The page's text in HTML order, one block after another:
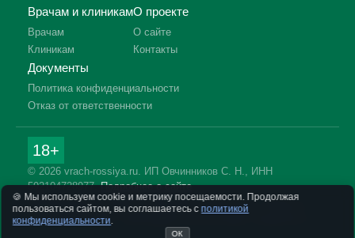
Врачам и клиникам
Врачам
Клиникам
О проекте
О сайте
Контакты
Документы
Политика конфиденциальности
Отказ от ответственности
18+
© 2026 vrach-rossiya.ru. ИП Овчинников С. Н., ИНН
592104728977.Подробнее о сайте
Информация на сайте не заменяет приём врача. Имеются
противопоказания, необходима консультация специалиста.
🍪 Мы используем cookie и метрику посещаемости. Продолжая
пользоваться сайтом, вы соглашаетесь с политикой
конфиденциальности
ОК